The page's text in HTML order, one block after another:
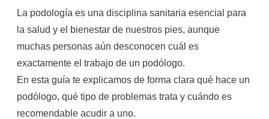
La podología es una disciplina sanitaria esencial para
la salud y el bienestar de nuestros pies, aunque
muchas personas aún desconocen cuál es
exactamente el trabajo de un podólogo.
En esta guía te explicamos de forma clara qué hace un
podólogo, qué tipo de problemas trata y cuándo es
recomendable acudir a uno.